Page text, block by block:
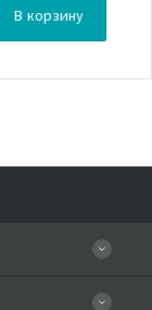
В корзину